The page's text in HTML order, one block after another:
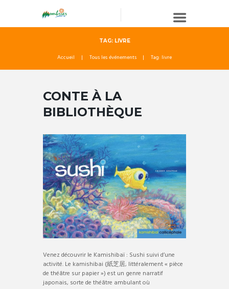
TAG: LIVRE
Accueil Tous les événements Tag: livre
CONTE À LA
BIBLIOTHÈQUE
Venez découvrir le Kamishibaï : Sushi suivi d’une
activité. Le kamishibai (紙芝居, littéralement « pièce
de théâtre sur papier ») est un genre narratif
japonais, sorte de théâtre ambulant où